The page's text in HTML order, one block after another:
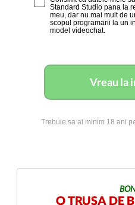
Standard Studio pana la
meu, dar nu mai mult de
scopul programarii la un
model videochat.
Vreau la
Trebuie sa ai minim 18 ani
O TRUSA DE